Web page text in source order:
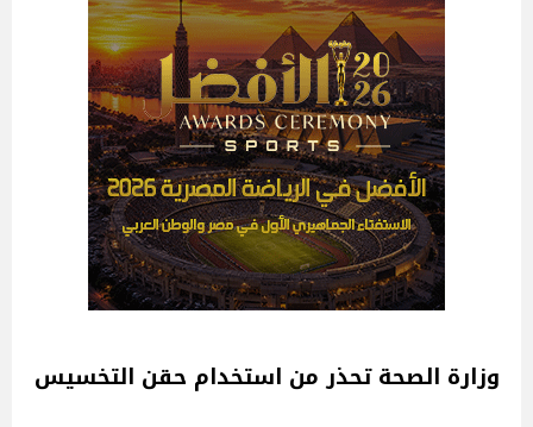
وزارة الصحة تحذر من استخدام حقن التخسيس